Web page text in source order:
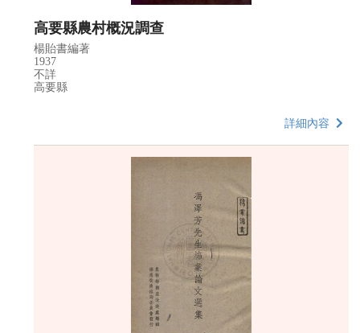
高要縣農村概況調查
楊貽書編著
1937
不詳
高要縣
詳細內容